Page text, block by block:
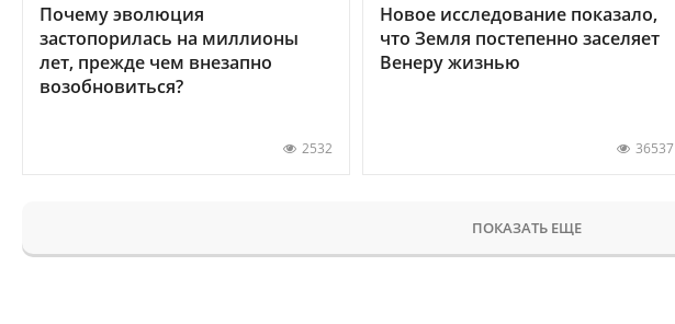
Почему эволюция
застопорилась на миллионы
лет, прежде чем внезапно
возобновиться?
2532
Новое исследование показало,
что Земля постепенно заселяет
Венеру жизнью
36537
ПОКАЗАТЬ ЕЩЕ